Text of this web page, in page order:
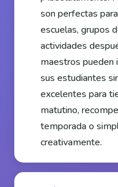
son perfectas
escuelas, grupos
actividades
maestros pueden
sus estudiantes
excelentes para
matutino,
temporada o
creativamente.